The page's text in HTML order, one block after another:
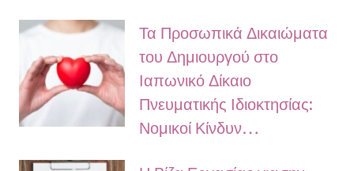
Τα Προσωπικά Δικαιώματα
του Δημιουργού στο
Ιαπωνικό Δίκαιο
Πνευματικής Ιδιοκτησίας:
Νομικοί Κίνδυν…